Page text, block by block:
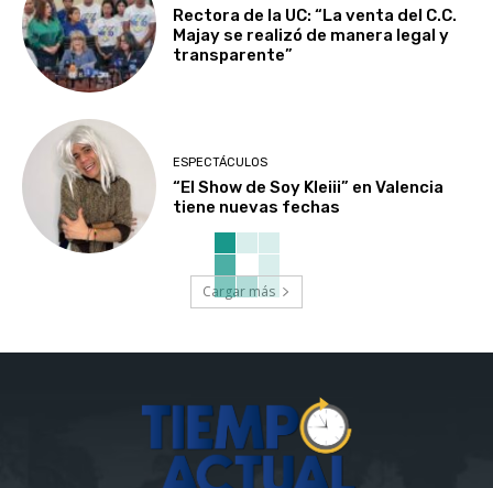
Rectora de la UC: “La venta del C.C.
Majay se realizó de manera legal y
transparente”
ESPECTÁCULOS
“El Show de Soy Kleiii” en Valencia
tiene nuevas fechas
Cargar más